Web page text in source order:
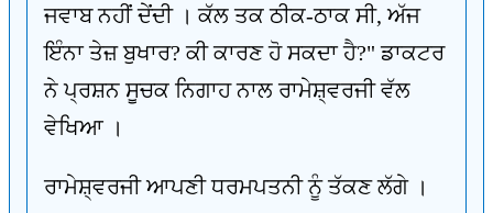
ਜਵਾਬ ਨਹੀਂ ਦੇਂਦੀ । ਕੱਲ ਤਕ ਠੀਕ-ਠਾਕ ਸੀ, ਅੱਜ
ਇੰਨਾ ਤੇਜ਼ ਬੁਖਾਰ? ਕੀ ਕਾਰਣ ਹੋ ਸਕਦਾ ਹੈ?" ਡਾਕਟਰ
ਨੇ ਪ੍ਰਸ਼ਨ ਸੂਚਕ ਨਿਗਾਹ ਨਾਲ ਰਾਮੇਸ਼੍ਵਰਜੀ ਵੱਲ
ਵੇਖਿਆ ।
ਰਾਮੇਸ਼੍ਵਰਜੀ ਆਪਣੀ ਧਰਮਪਤਨੀ ਨੂੰ ਤੱਕਣ ਲੱਗੇ ।